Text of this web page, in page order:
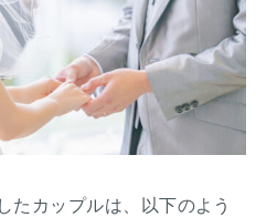
たカップルは、以下のよう